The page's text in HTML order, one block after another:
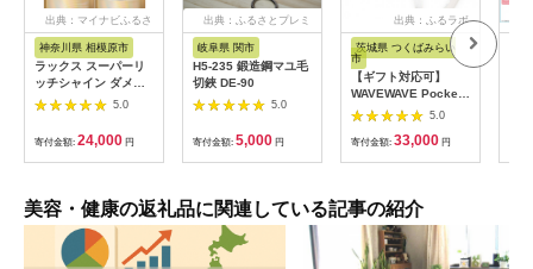
出典：マイナビふるさ
と納税
神奈川県 相模原市
ラックス スーパーリ
ッチシャイン ダメー
ジリペア 補修シャン
プー/コンディショナ
ー つめかえ用 280g
各6個 ※離島への配送
不可
5.0
寄付金額: 24,000 円
出典：ふるさとプレミ
岐阜県 関市
H5-235 鍛造鋼マユ毛
切鋏 DE-90
5.0
寄付金額: 5,000 円
出典：ふるラボ
茨城県 つくばみらい
市
【ギフト対応可】
WAVEWAVE Pocket
Heat Neck II ポケッ
トヒートネック２ 温
熱器 折り畳み式 ヒー
トネック コードレス
ッズ 機器 健康グッズ
母の日 プレゼント 実
用的 誕生日 敬老の日
クリスマス 記念日 お
5.0
寄付金額: 33,000 円
美容・健康の返礼品に関連している記事の紹介